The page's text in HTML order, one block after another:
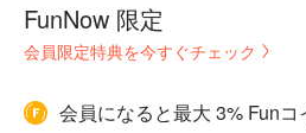
FunNow 限定
会員限定特典を今すぐチェック
会員になると最大 3% Funコ